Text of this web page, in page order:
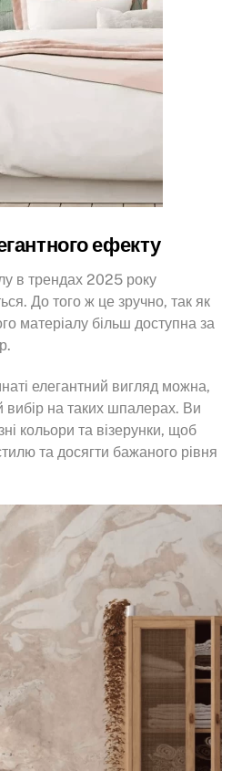
ефекту
в трендах 2025 року
До того ж це зручно, так як
матеріалу більш доступна за
елегантний вигляд можна,
вибір на таких шпалерах. Ви
кольори та візерунки, щоб
та досягти бажаного рівня